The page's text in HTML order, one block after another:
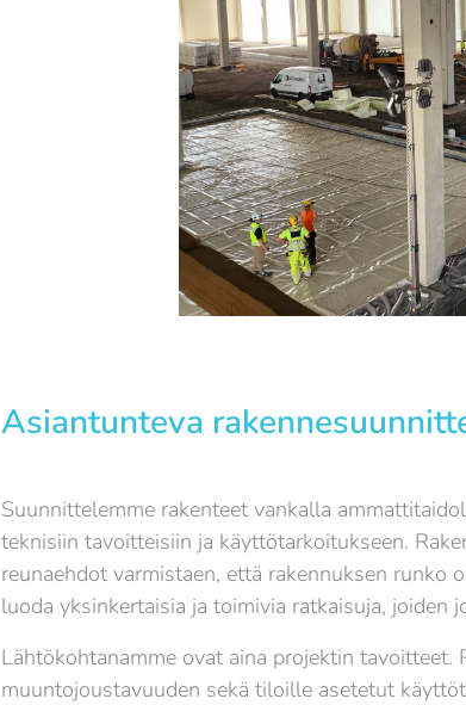
Asiantunteva
Suunnittelemme rakenteet vankalla
teknisiin tavoitteisiin ja käyttötarkoitukseen.
reunaehdot varmistaen, että rakennuksen runko
luoda yksinkertaisia ja toimivia ratkaisuja,
Lähtökohtanamme ovat aina projektin
muuntojoustavuuden sekä tiloille asetetut